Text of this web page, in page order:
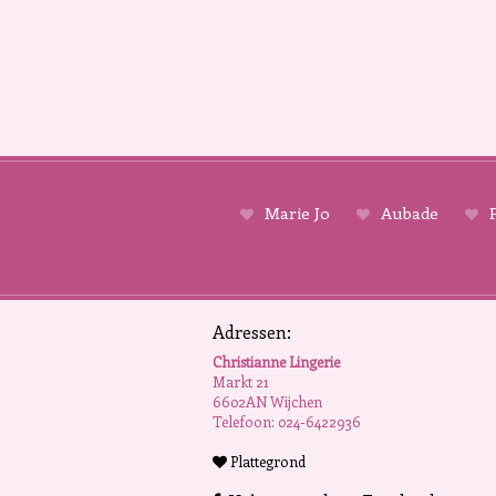
Marie Jo Aubade
Adressen:
Christianne Lingerie
Markt 21
6602AN Wijchen
Telefoon: 024-6422936
Plattegrond